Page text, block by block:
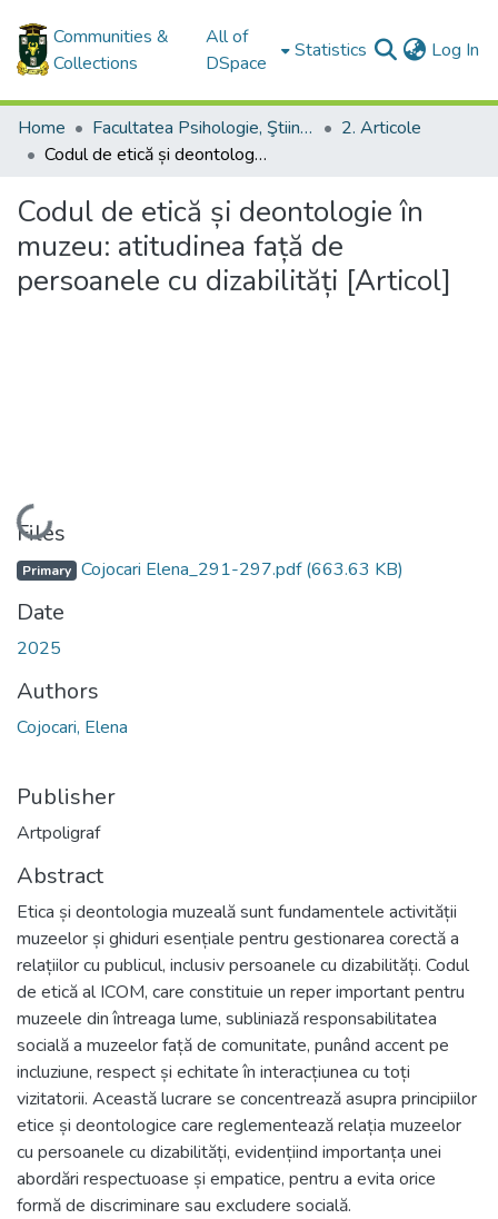
Communities &
Collections
All of
DSpace
Statistics Log In
Home Facultatea Psihologie, Ştiinţe ale Educaţiei, Sociologie şi Asistenţă Socială / Faculty of Psychology, Educational Sciences, Sociology and Social Work
2. Articole
Codul de etică și deontologie în muzeu: atitudinea față de persoanele cu dizabilități [Articol]
Codul de etică și deontologie în
muzeu: atitudinea față de
persoanele cu dizabilități [Articol]
Loading...
Files
Primary Cojocari Elena_291-297.pdf(663.63 KB)
Date
2025
Authors
Cojocari, Elena
Publisher
Artpoligraf
Abstract
Etica și deontologia muzeală sunt fundamentele activității
muzeelor și ghiduri esențiale pentru gestionarea corectă a
relațiilor cu publicul, inclusiv persoanele cu dizabilități. Codul
de etică al ICOM, care constituie un reper important pentru
muzeele din întreaga lume, subliniază responsabilitatea
socială a muzeelor față de comunitate, punând accent pe
incluziune, respect și echitate în interacțiunea cu toți
vizitatorii. Această lucrare se concentrează asupra principiilor
etice și deontologice care reglementează relația muzeelor
cu persoanele cu dizabilități, evidențiind importanța unei
abordări respectuoase și empatice, pentru a evita orice
formă de discriminare sau excludere socială.